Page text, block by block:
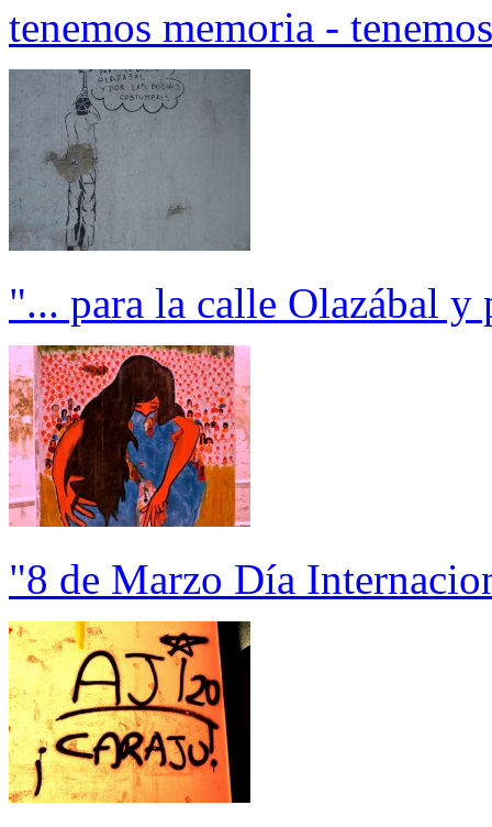
tenemos memoria -
"... para la calle Olazábal y
"8 de Marzo Día